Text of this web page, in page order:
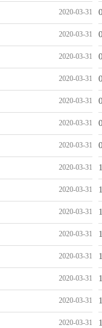
2020-03-31
2020-03-31
2020-03-31
2020-03-31
2020-03-31
2020-03-31
2020-03-31
2020-03-31
2020-03-31
2020-03-31
2020-03-31
2020-03-31
2020-03-31
2020-03-31
2020-03-31